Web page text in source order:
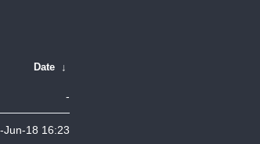
Date ↓
-
Jun-18 16:23